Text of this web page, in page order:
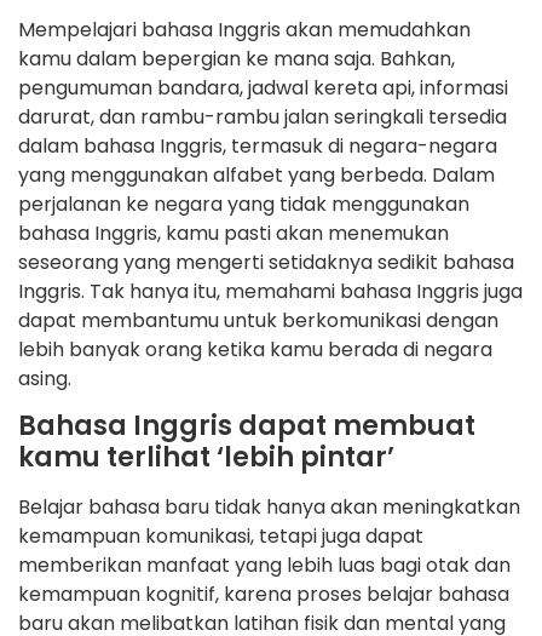
Mempelajari bahasa Inggris akan memudahkan
kamu dalam bepergian ke mana saja. Bahkan,
pengumuman bandara, jadwal kereta api, informasi
darurat, dan rambu-rambu jalan seringkali tersedia
dalam bahasa Inggris, termasuk di negara-negara
yang menggunakan alfabet yang berbeda. Dalam
perjalanan ke negara yang tidak menggunakan
bahasa Inggris, kamu pasti akan menemukan
seseorang yang mengerti setidaknya sedikit bahasa
Inggris. Tak hanya itu, memahami bahasa Inggris juga
dapat membantumu untuk berkomunikasi dengan
lebih banyak orang ketika kamu berada di negara
asing.
Bahasa Inggris dapat membuat
kamu terlihat ‘lebih pintar’
Belajar bahasa baru tidak hanya akan meningkatkan
kemampuan komunikasi, tetapi juga dapat
memberikan manfaat yang lebih luas bagi otak dan
kemampuan kognitif, karena proses belajar bahasa
baru akan melibatkan latihan fisik dan mental yang